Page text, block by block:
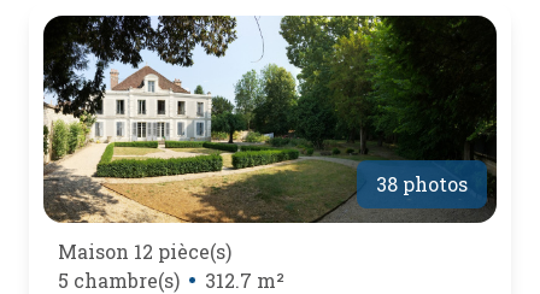
38 photos
Maison 12 pièce(s)
5 chambre(s)
312.7 m²